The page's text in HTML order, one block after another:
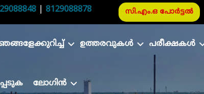
8129088878 സി.എം.ഒ പോർട്ടൽ
ഉത്തരവുകൾ പരീക്ഷകൾ
ലോഗിൻ